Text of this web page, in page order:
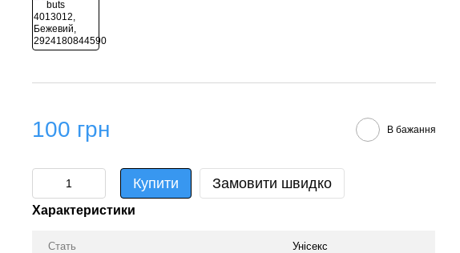
100 грн В бажання
Купити Замовити швидко
Характеристики
Стать Унісекс